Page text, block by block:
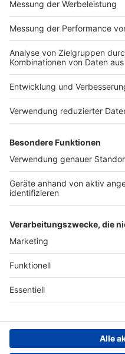
Impressum
Nutzungsbedingungen
Jobs
Presse
Werben
Archiv
ANTENNE BAYERN GROUP
Stiftung ANTENNE BAYERN
hilft
Teilnahmebedingungen
Grounding Page ANTENNE
BAYERN
Datenschutz­erklärung
einstellungen